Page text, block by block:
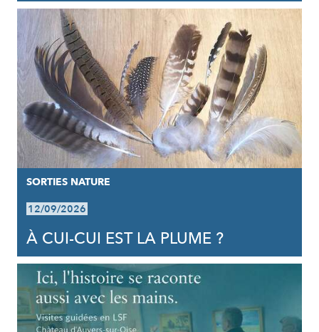
SORTIES NATURE
12/09/2026
À CUI-CUI EST LA PLUME ?